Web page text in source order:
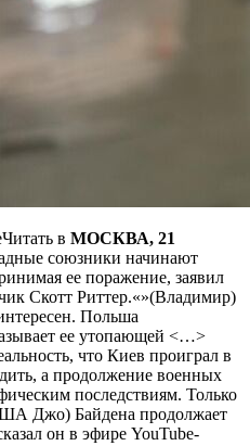
Читать в МОСКВА, 21
союзники начинают
ее поражение, заявил
Скотт Риттер.«»(Владимир)
Польша
ее утопающей <…>
что Киев проиграл в
а продолжение военных
последствиям. Только
Джо) Байдена продолжает
он в эфире YouTube-